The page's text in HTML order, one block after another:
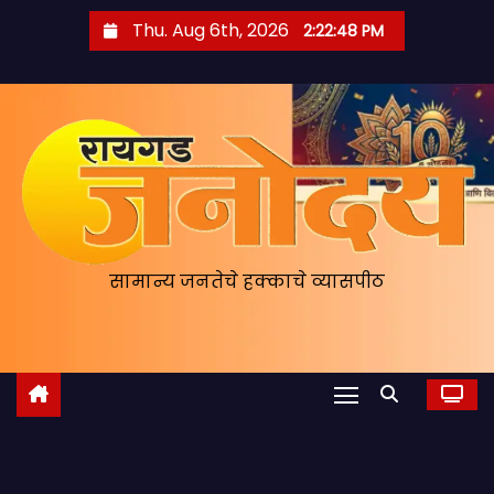
Thu. Aug 6th, 2026 2:22:50 PM
सामान्य जनतेचे हक्काचे व्यासपीठ